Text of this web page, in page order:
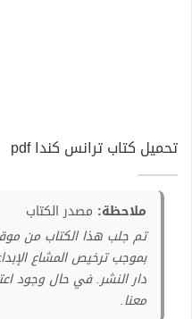
تحميل كتاب ترانس كندا pdf
ملاحظة: مصدر الكتاب
بموجب ترخيص المشاع
دار النشر. في حال وجود
معنا.